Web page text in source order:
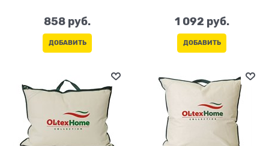
жаккард
858 руб.
ДОБАВИТЬ
жаккард
1 092 руб.
ДОБАВИТЬ